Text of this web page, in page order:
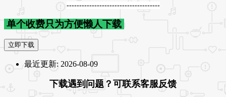
-------------------------------------
单个收费只为方便懒人下载
立即下载
最近更新: 2026-08-09
下载遇到问题？可联系客服反馈